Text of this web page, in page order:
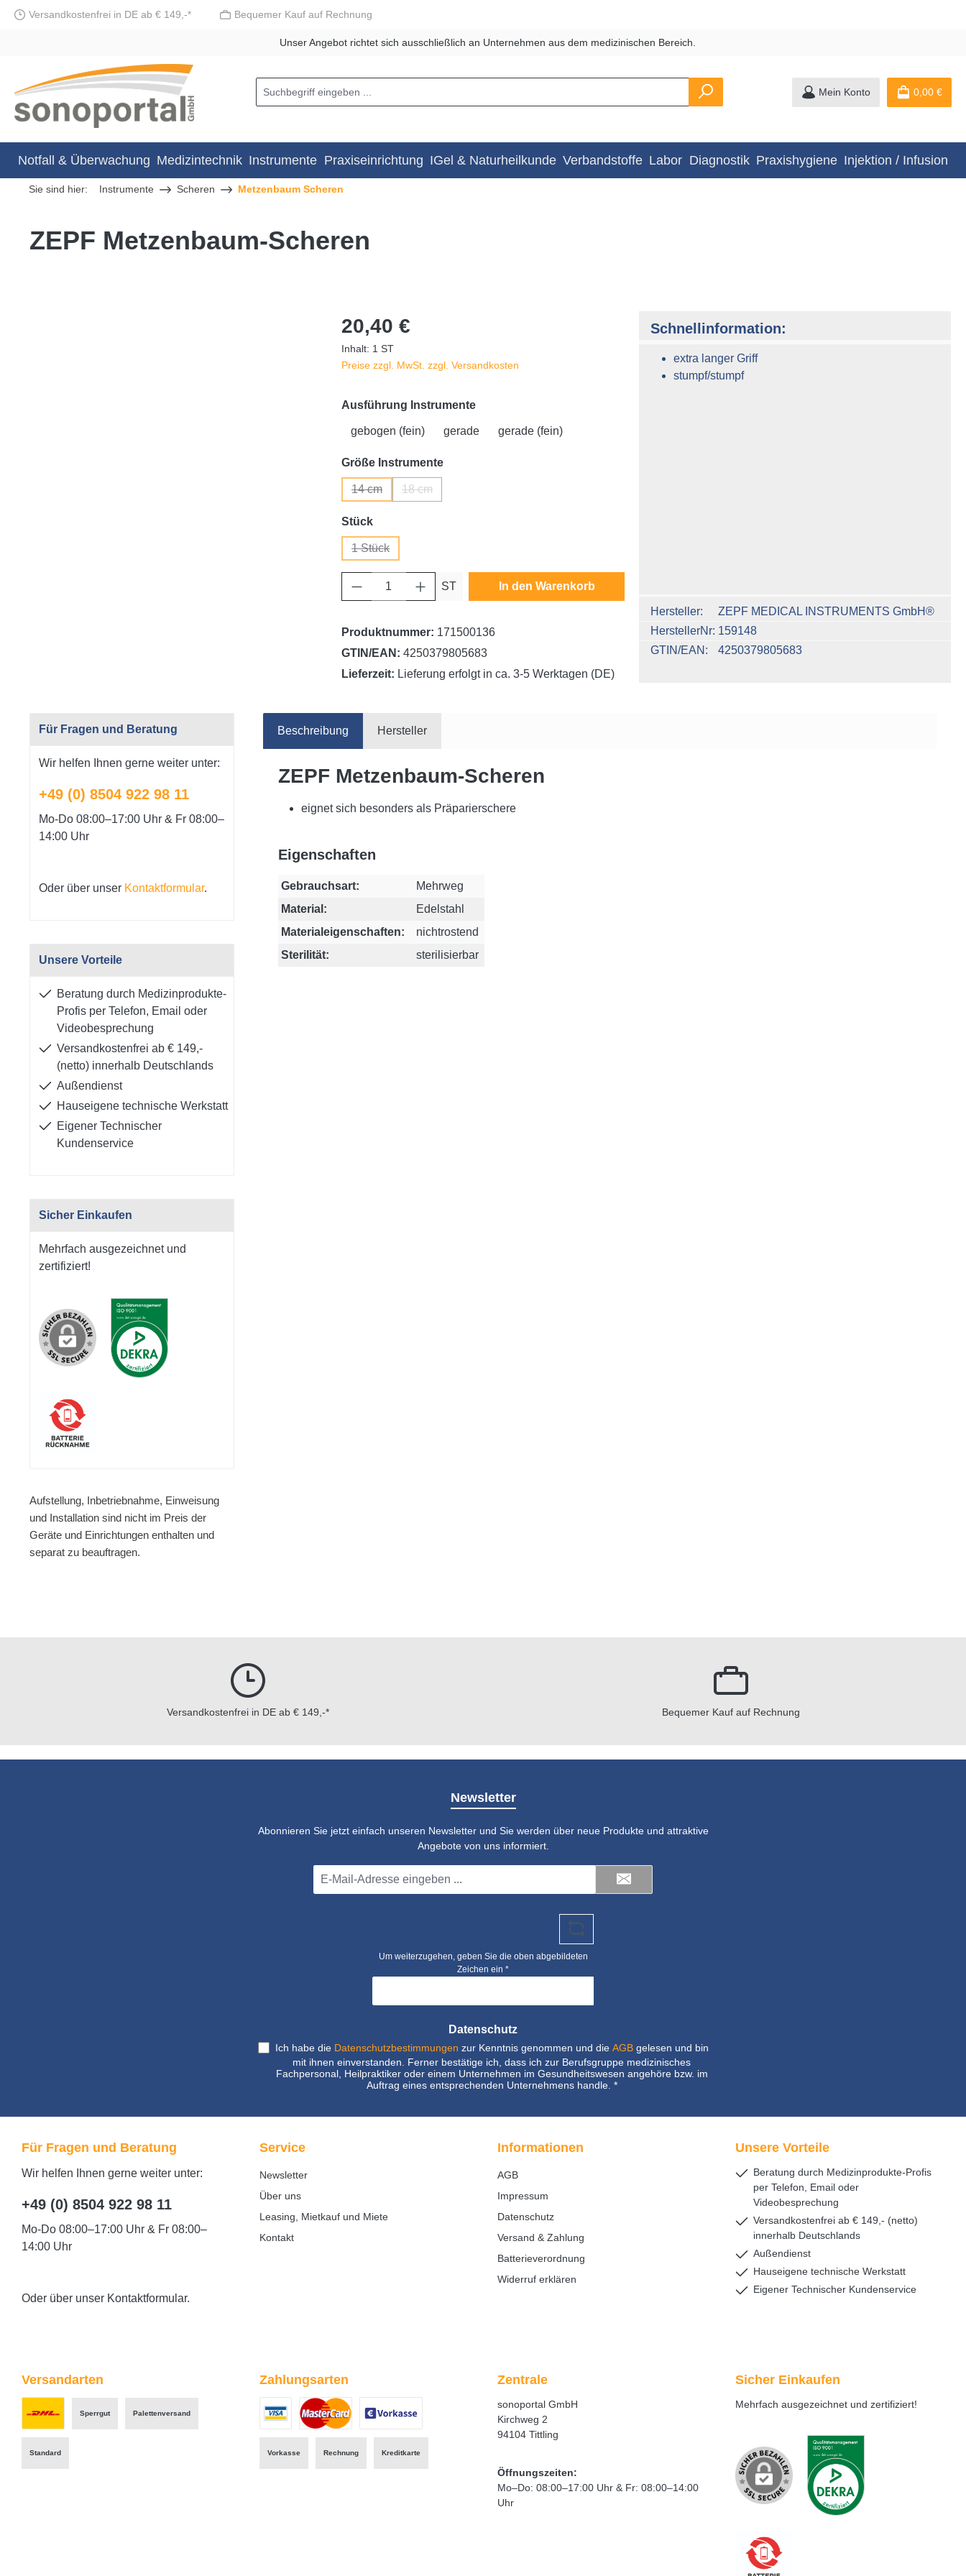
Zur Hauptnavigation springen
Versandkostenfrei in DE ab € 149,-* Bequemer Kauf auf Rechnung
Unser Angebot richtet sich ausschließlich an Unternehmen aus dem medizinischen Bereich.
Mein Konto 0,00 €
Notfall & Überwachung Medizintechnik Instrumente Praxiseinrichtung IGel & Naturheilkunde Verbandstoffe Labor Diagnostik Praxishygiene Injektion / Infusion
Sie sind hier: Instrumente Scheren Metzenbaum Scheren
ZEPF Metzenbaum-Scheren
20,40 €
Inhalt: 1 ST
Preise zzgl. MwSt. zzgl. Versandkosten
Ausführung Instrumenteauswählen
gebogen (fein) gerade gerade (fein)
Größe Instrumenteauswählen
14 cm 18 cm
Stückauswählen
1 Stück
ST In den Warenkorb
Produktnummer: 171500136
GTIN/EAN: 4250379805683
Lieferzeit: Lieferung erfolgt in ca. 3-5 Werktagen (DE)
Schnellinformation:
extra langer Griff
stumpf/stumpf
Hersteller
ZEPF MEDICAL INSTRUMENTS GmbH®
HerstellerNr 159148
GTIN/EAN
4250379805683
Für Fragen und Beratung
Wir helfen Ihnen gerne weiter unter:
+49 (0) 8504 922 98 11
Mo-Do 08:00–17:00 Uhr & Fr 08:00–
14:00 Uhr
Oder über unser Kontaktformular.
Unsere Vorteile
Beratung durch Medizinprodukte-
Profis per Telefon, Email oder
Videobesprechung
Versandkostenfrei ab € 149,-
(netto) innerhalb Deutschlands
Außendienst
Hauseigene technische Werkstatt
Eigener Technischer
Kundenservice
Sicher Einkaufen
Mehrfach ausgezeichnet und
zertifiziert!
Aufstellung, Inbetriebnahme, Einweisung
und Installation sind nicht im Preis der
Geräte und Einrichtungen enthalten und
separat zu beauftragen.
Beschreibung Hersteller
ZEPF Metzenbaum-Scheren
eignet sich besonders als Präparierschere
Eigenschaften
Gebrauchsart:
Mehrweg
Material:
Edelstahl
Materialeigenschaften:
nichtrostend
Sterilität:
sterilisierbar
Versandkostenfrei in DE ab € 149,-* Bequemer Kauf auf Rechnung
Newsletter
Abonnieren Sie jetzt einfach unseren Newsletter und Sie werden über neue Produkte und attraktive
Angebote von uns informiert.
Mail-
Um weiterzugehen, geben Sie die oben abgebildeten
Zeichen ein *
Datenschutz
Ich habe die Datenschutzbestimmungen zur Kenntnis genommen und die AGBgelesen und bin
mit ihnen einverstanden. Ferner bestätige ich, dass ich zur Berufsgruppe medizinisches
Fachpersonal, Heilpraktiker oder einem Unternehmen im Gesundheitswesen angehöre bzw. im
Auftrag eines entsprechenden Unternehmens handle. *
Für Fragen und Beratung
Wir helfen Ihnen gerne weiter unter:
+49 (0) 8504 922 98 11
Mo-Do 08:00–17:00 Uhr & Fr 08:00–
14:00 Uhr
Oder über unser Kontaktformular.
Unsere Vorteile
Beratung durch Medizinprodukte-Profis
per Telefon, Email oder
Videobesprechung
Versandkostenfrei ab € 149,- (netto)
innerhalb Deutschlands
Außendienst
Hauseigene technische Werkstatt
Eigener Technischer Kundenservice
Zentrale
sonoportal GmbH
Kirchweg 2
94104 Tittling
Öffnungszeiten:
Mo–Do: 08:00–17:00 Uhr & Fr: 08:00–14:00
Uhr
Sicher Einkaufen
Mehrfach ausgezeichnet und zertifiziert!
Service
Newsletter
Über uns
Leasing, Mietkauf und Miete
Kontakt
Informationen
AGB
Impressum
Datenschutz
Versand & Zahlung
Batterieverordnung
Widerruf erklären
Versandarten
Standard
Sperrgut Palettenversand
Zahlungsarten
Vorkasse Rechnung Kreditkarte